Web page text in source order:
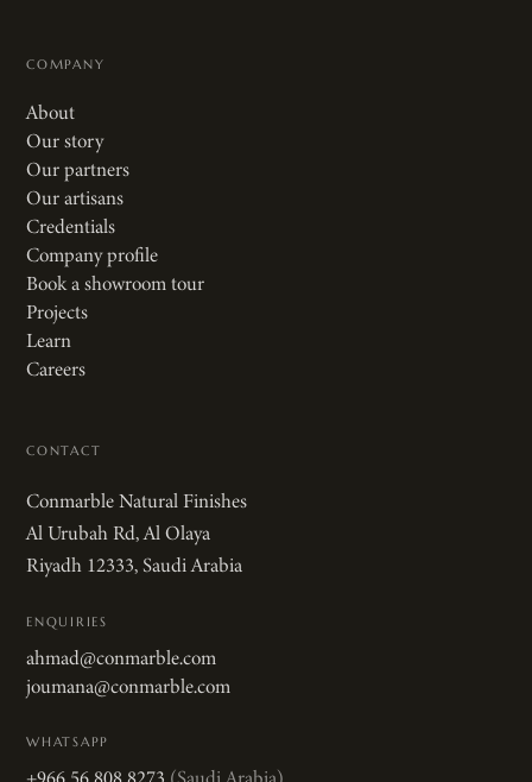
COMPANY
About
Our story
Our partners
Our artisans
Credentials
Company profile
Book a showroom tour
Projects
Learn
Careers
CONTACT
Conmarble Natural Finishes
Al Urubah Rd, Al Olaya
Riyadh 12333, Saudi Arabia
ENQUIRIES
ahmad@conmarble.com
joumana@conmarble.com
WHATSAPP